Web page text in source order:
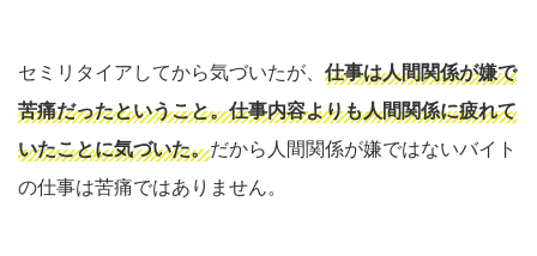
セミリタイアしてから気づいたが、 仕事は人間関係が嫌で
苦痛だったということ。仕事内容よりも人間関係に疲れて
いたことに気づいた。だから人間関係が嫌ではないバイト
の仕事は苦痛ではありません。